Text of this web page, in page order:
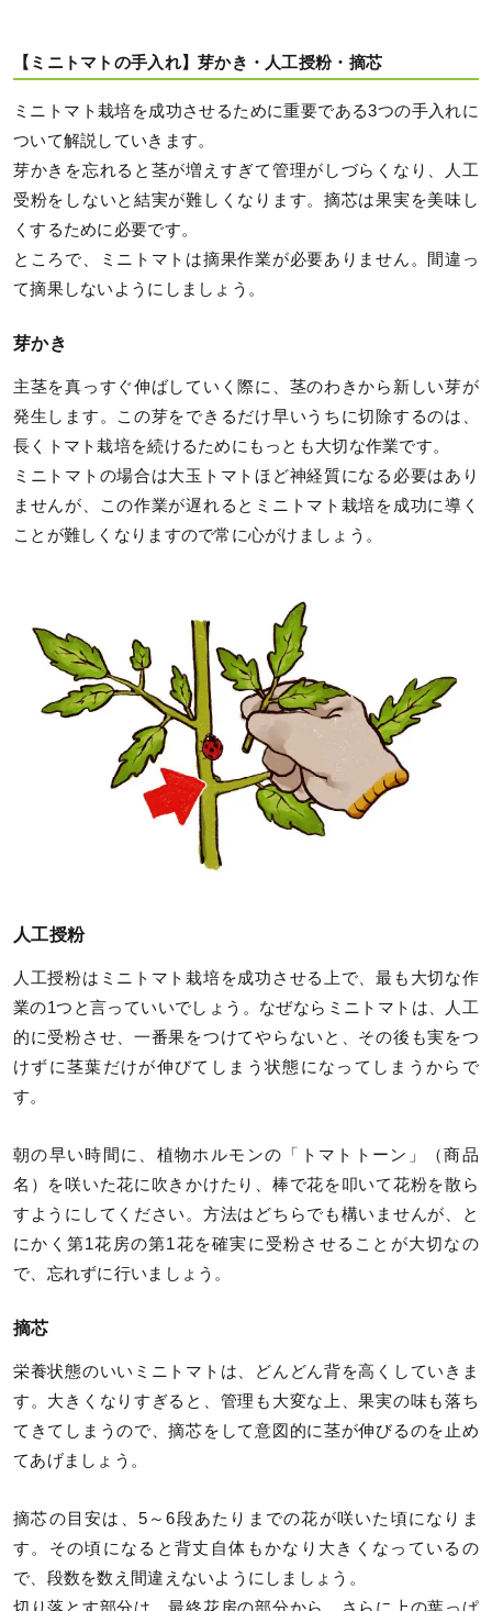
【ミニトマトの手入れ】芽かき・人工授粉・摘芯
ミニトマト栽培を成功させるために重要である3つの手入れに
ついて解説していきます。
芽かきを忘れると茎が増えすぎて管理がしづらくなり、人工
受粉をしないと結実が難しくなります。摘芯は果実を美味し
くするために必要です。
ところで、ミニトマトは摘果作業が必要ありません。間違っ
て摘果しないようにしましょう。
芽かき
主茎を真っすぐ伸ばしていく際に、茎のわきから新しい芽が
発生します。この芽をできるだけ早いうちに切除するのは、
長くトマト栽培を続けるためにもっとも大切な作業です。
ミニトマトの場合は大玉トマトほど神経質になる必要はあり
ませんが、この作業が遅れるとミニトマト栽培を成功に導く
ことが難しくなりますので常に心がけましょう。
人工授粉
人工授粉はミニトマト栽培を成功させる上で、最も大切な作
業の1つと言っていいでしょう。なぜならミニトマトは、人工
的に受粉させ、一番果をつけてやらないと、その後も実をつ
けずに茎葉だけが伸びてしまう状態になってしまうからで
す。
朝の早い時間に、植物ホルモンの「トマトトーン」（商品
名）を咲いた花に吹きかけたり、棒で花を叩いて花粉を散ら
すようにしてください。方法はどちらでも構いませんが、と
にかく第1花房の第1花を確実に受粉させることが大切なの
で、忘れずに行いましょう。
摘芯
栄養状態のいいミニトマトは、どんどん背を高くしていきま
す。大きくなりすぎると、管理も大変な上、果実の味も落ち
てきてしまうので、摘芯をして意図的に茎が伸びるのを止め
てあげましょう。
摘芯の目安は、5～6段あたりまでの花が咲いた頃になりま
す。その頃になると背丈自体もかなり大きくなっているの
で、段数を数え間違えないようにしましょう。